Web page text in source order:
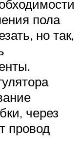
пола
но так,
через
провод